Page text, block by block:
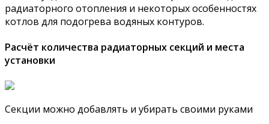
радиаторного отопления и некоторых особенностях
котлов для подогрева водяных контуров.
Расчёт количества радиаторных секций и места
установки
Секции можно добавлять и убирать своими руками